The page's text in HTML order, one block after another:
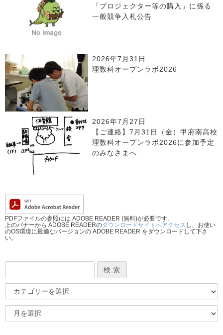
「プロジェクター等の購入」に係る
一般競争入札公告
2026年7月31日
理数科オープンラボ2026
2026年7月27日
【ご連絡】7月31日（金）甲府南高校
理数科オープンラボ2026に参加予定
のみなさまへ
PDFファイルの参照には ADOBE READER (無料)が必要です。
上のバナーから ADOBE READERのダウンロードサイトへアクセス し、お使い
のOS環境に最適なバージョンの ADOBE READER をダウンロードして下さ
い。